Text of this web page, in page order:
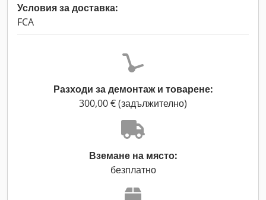
Условия за доставка:
FCA
Разходи за демонтаж и товарене:
300,00 € (задължително)
Вземане на място:
безплатно